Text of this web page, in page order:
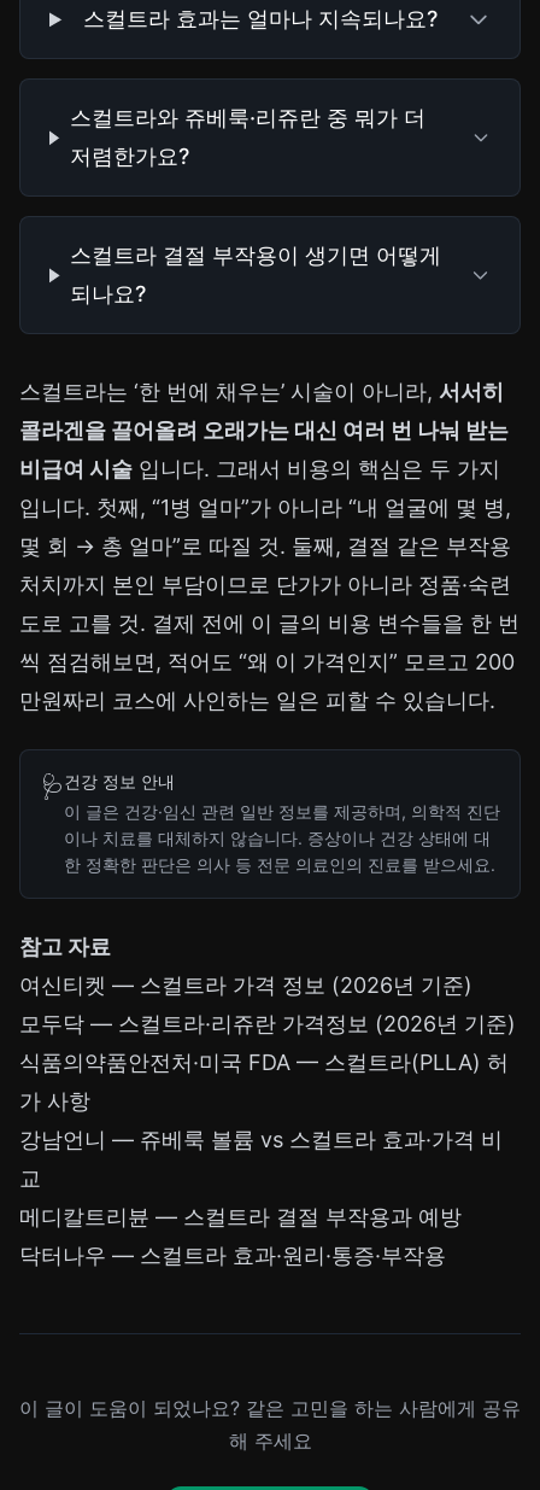
스컬트라 효과는 얼마나 지속되나요?
스컬트라와 쥬베룩·리쥬란 중 뭐가 더
저렴한가요?
스컬트라 결절 부작용이 생기면 어떻게
되나요?
스컬트라는 ‘한 번에 채우는’ 시술이 아니라, 서서히
콜라겐을 끌어올려 오래가는 대신 여러 번 나눠 받는
비급여 시술 입니다. 그래서 비용의 핵심은 두 가지
입니다. 첫째, “1병 얼마”가 아니라 “내 얼굴에 몇 병,
몇 회 → 총 얼마”로 따질 것. 둘째, 결절 같은 부작용
처치까지 본인 부담이므로 단가가 아니라 정품·숙련
도로 고를 것. 결제 전에 이 글의 비용 변수들을 한 번
씩 점검해보면, 적어도 “왜 이 가격인지” 모르고 200
만원짜리 코스에 사인하는 일은 피할 수 있습니다.
🩺건강 정보 안내
이 글은 건강·임신 관련 일반 정보를 제공하며, 의학적 진단
이나 치료를 대체하지 않습니다. 증상이나 건강 상태에 대
한 정확한 판단은 의사 등 전문 의료인의 진료를 받으세요.
참고 자료
여신티켓 — 스컬트라 가격 정보 (2026년 기준)
모두닥 — 스컬트라·리쥬란 가격정보 (2026년 기준)
식품의약품안전처·미국 FDA — 스컬트라(PLLA) 허
가 사항
강남언니 — 쥬베룩 볼륨 vs 스컬트라 효과·가격 비
교
메디칼트리뷴 — 스컬트라 결절 부작용과 예방
닥터나우 — 스컬트라 효과·원리·통증·부작용
이 글이 도움이 되었나요? 같은 고민을 하는 사람에게 공유
해 주세요